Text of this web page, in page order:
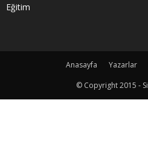
Eğitim
Anasayfa Yazarlar
© Copyright 2015 -